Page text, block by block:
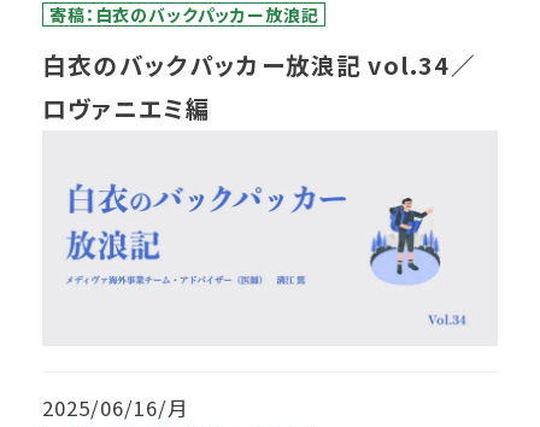
寄稿：白衣のバックパッカー放浪記
白衣のバックパッカー放浪記 vol.34／
ロヴァニエミ編
2025/06/16/月